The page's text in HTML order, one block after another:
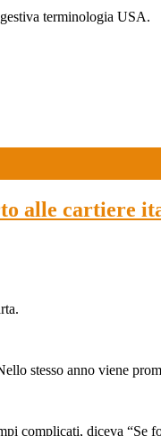
terminologia USA.
alle cartiere
stesso anno viene
complicati, diceva “Se